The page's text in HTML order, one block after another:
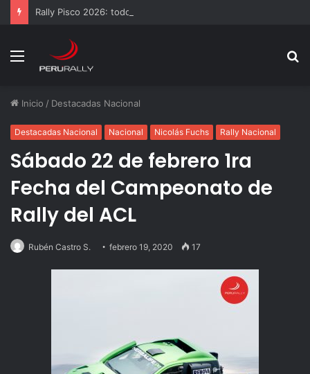
Rally Pisco 2026: todo listo para la gran final del RallyACP
Menú
Inicio / Destacadas Nacional
Destacadas Nacional Nacional Nicolás Fuchs Rally Nacional
Sábado 22 de febrero 1ra
Fecha del Campeonato de
Rally del ACL
Rubén Castro S. febrero 19, 2020 17